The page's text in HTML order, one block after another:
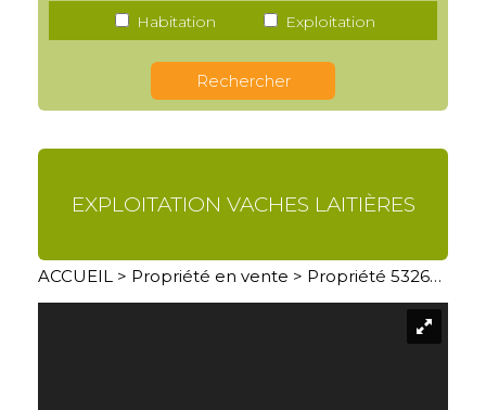
Habitation Exploitation
EXPLOITATION VACHES LAITIÈRES
ACCUEIL > Propriété en vente > Propriété 5326LB02